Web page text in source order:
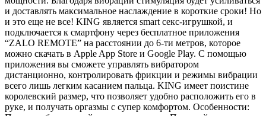
и доставлять максимальное наслаждение в короткие сроки! Но
и это еще не все! KING является smart секс-игрушкой, и
подключается к смартфону через бесплатное приложения
“ZALO REMOTE” на расстоянии до 6-ти метров, которое
можно скачать в Apple App Store и Google Play. С помощью
приложения вы сможете управлять вибратором
дистанционно, контролировать фрикции и режимы вибрации
всего лишь легким касанием пальца. KING имеет поистине
королевский размер, что позволяет удобно расположить его в
руке, и получать оргазмы с супер комфортом. Особенности: